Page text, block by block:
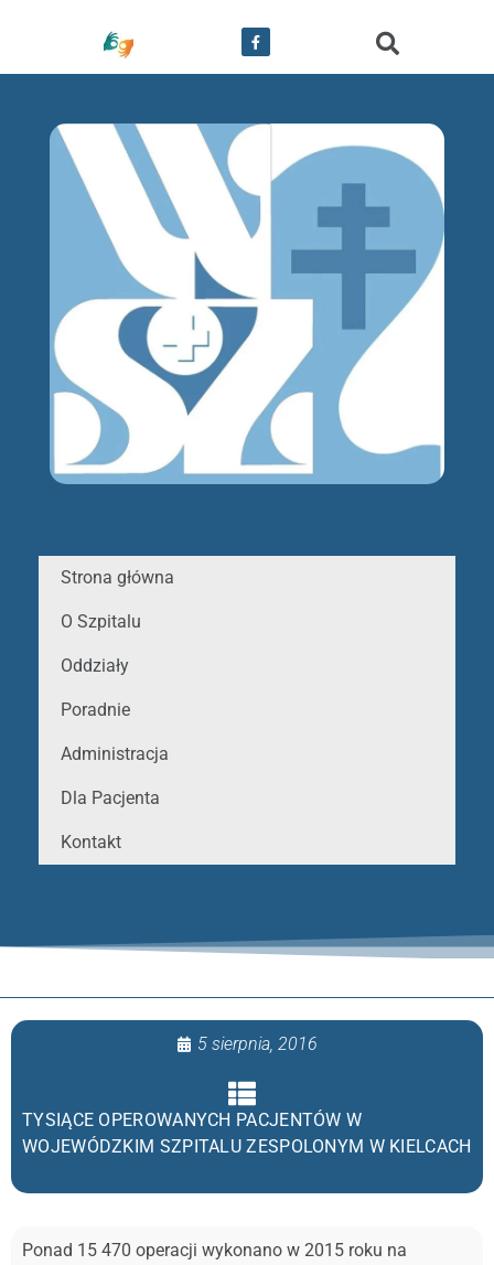
Strona główna
O Szpitalu
Oddziały
Poradnie
Administracja
Dla Pacjenta
Kontakt
5 sierpnia, 2016
TYSIĄCE OPEROWANYCH PACJENTÓW W
WOJEWÓDZKIM SZPITALU ZESPOLONYM W KIELCACH
Ponad 15 470 operacji wykonano w 2015 roku na